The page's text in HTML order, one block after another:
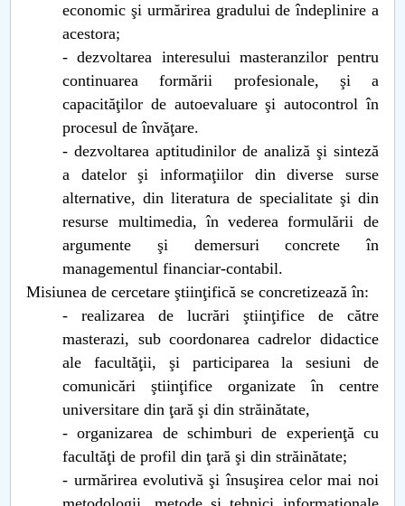
economic şi urmărirea gradului de îndeplinire a
acestora;
- dezvoltarea interesului masteranzilor pentru
continuarea formării profesionale, şi a
capacităţilor de autoevaluare şi autocontrol în
procesul de învăţare.
- dezvoltarea aptitudinilor de analiză şi sinteză
a datelor şi informaţiilor din diverse surse
alternative, din literatura de specialitate şi din
resurse multimedia, în vederea formulării de
argumente şi demersuri concrete în
managementul financiar-contabil.
Misiunea de cercetare ştiinţifică se concretizează în:
- realizarea de lucrări ştiinţifice de către
masterazi, sub coordonarea cadrelor didactice
ale facultăţii, şi participarea la sesiuni de
comunicări ştiinţifice organizate în centre
universitare din ţară şi din străinătate,
- organizarea de schimburi de experienţă cu
facultăţi de profil din ţară şi din străinătate;
- urmărirea evolutivă şi însuşirea celor mai noi